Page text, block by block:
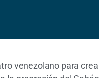
venezolano para